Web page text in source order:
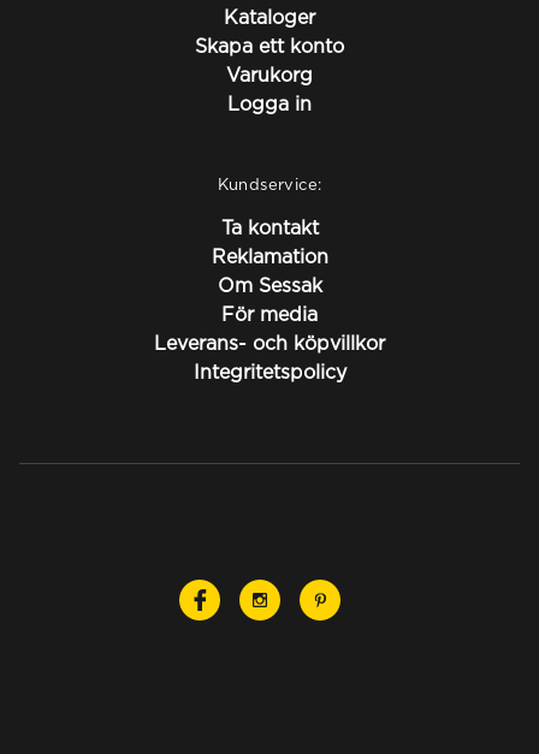
Kataloger
Skapa ett konto
Varukorg
Logga in
Kundservice:
Ta kontakt
Reklamation
Om Sessak
För media
Leverans- och köpvillkor
Integritetspolicy